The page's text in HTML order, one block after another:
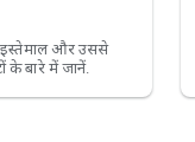
इस्तेमाल और उससे
के बारे में जानें.